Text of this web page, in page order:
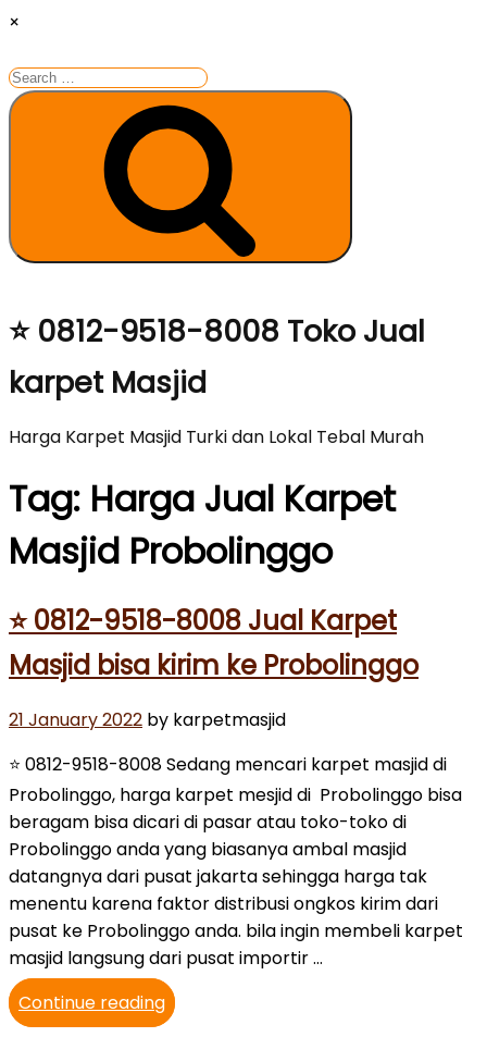
×
Search
for:
Search
Skip
to
content
⭐ 0812-9518-8008 Toko Jual
karpet Masjid
Harga Karpet Masjid Turki dan Lokal Tebal Murah
Tag: Harga Jual Karpet
Masjid Probolinggo
⭐ 0812-9518-8008 Jual Karpet
Masjid bisa kirim ke Probolinggo
Posted
21 January 2022 by karpetmasjid
⭐ 0812-9518-8008 Sedang mencari karpet masjid di
Probolinggo, harga karpet mesjid di Probolinggo bisa
beragam bisa dicari di pasar atau toko-toko di
Probolinggo anda yang biasanya ambal masjid
datangnya dari pusat jakarta sehingga harga tak
menentu karena faktor distribusi ongkos kirim dari
pusat ke Probolinggo anda. bila ingin membeli karpet
masjid langsung dari pusat importir …
Continue reading“⭐